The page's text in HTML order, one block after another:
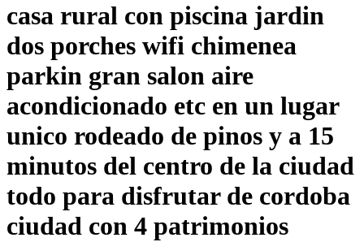
casa rural con piscina jardin
dos porches wifi chimenea
parkin gran salon aire
acondicionado etc en un lugar
unico rodeado de pinos y a 15
minutos del centro de la ciudad
todo para disfrutar de cordoba
ciudad con 4 patrimonios